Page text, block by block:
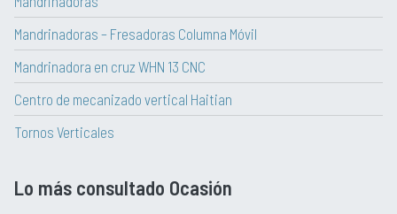
Mandrinadoras – Fresadoras Columna Móvil
Mandrinadora en cruz WHN 13 CNC
Centro de mecanizado vertical Haitian
Tornos Verticales
Lo más consultado Ocasión